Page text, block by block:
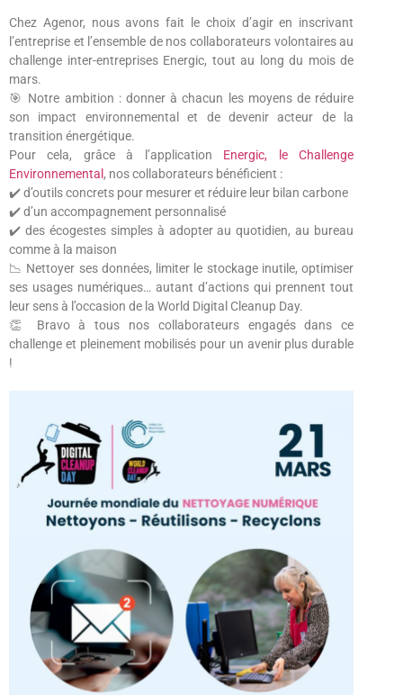
Chez Agenor, nous avons fait le choix d’agir en inscrivant
l’entreprise et l’ensemble de nos collaborateurs volontaires au
challenge inter-entreprises Energic, tout au long du mois de
mars.
🎯 Notre ambition : donner à chacun les moyens de réduire
son impact environnemental et de devenir acteur de la
transition énergétique.
Pour cela, grâce à l’application Energic, le Challenge
Environnemental , nos collaborateurs bénéficient :
✔️ d’outils concrets pour mesurer et réduire leur bilan carbone
✔️ d’un accompagnement personnalisé
✔️ des écogestes simples à adopter au quotidien, au bureau
comme à la maison
📉 Nettoyer ses données, limiter le stockage inutile, optimiser
ses usages numériques… autant d’actions qui prennent tout
leur sens à l’occasion de la World Digital Cleanup Day.
👏 Bravo à tous nos collaborateurs engagés dans ce
challenge et pleinement mobilisés pour un avenir plus durable
!